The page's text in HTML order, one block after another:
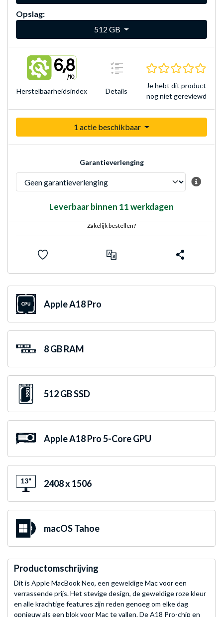
Opslag:
512 GB
6,8
/10
Herstelbaarheidsindex Details
Je hebt dit product
nog niet gereviewd
1 actie beschikbaar
Garantieverlenging
Leverbaar binnen 11 werkdagen
Zakelijk bestellen?
Apple A18 Pro
8 GB RAM
512 GB SSD
Apple A18 Pro 5-Core GPU
13" 2408 x 1506
macOS Tahoe
Productomschrijving
Dit is Apple MacBook Neo, een geweldige Mac voor een
verrassende prijs. Het stevige design, de geweldige roze kleur
en alle krachtige features zijn reden genoeg om elke dag
opnieuw als een blok voor Mac te vallen. De A18 Pro-chip en